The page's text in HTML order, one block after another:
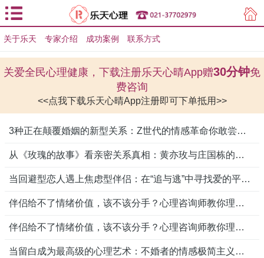
用户登录
关于乐天 专家介绍 成功案例 联系方式
关爱全民心理健康，下载注册乐天心晴App赠30分钟免
费咨询
<<点我下载乐天心晴App注册即可下单抵用>>
3种正在颠覆婚姻的新型关系：Z世代的情感革命你敢尝试吗？
从《玫瑰的故事》看亲密关系真相：黄亦玫与庄国栋的爱情，照见多少人的执念与成长？
当回避型恋人遇上焦虑型伴侣：在“追与逃”中寻找爱的平衡点
伴侣给不了情绪价值，该不该分手？心理咨询师教你理性抉择
伴侣给不了情绪价值，该不该分手？心理咨询师教你理性抉择
当留白成为最高级的心理艺术：不婚者的情感极简主义启示录